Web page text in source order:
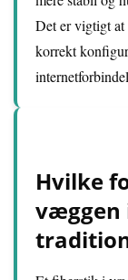
Det er vigtigt at
korrekt
Hvilke
væggen